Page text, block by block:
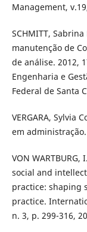
Management,
SCHMITT,
manutenção de
de análise. 2012,
Engenharia e
Federal de Santa
VERGARA, Sylvia
em
VON WARTBURG,
social and
practice: shaping
practice.
n. 3, p. 299-316,